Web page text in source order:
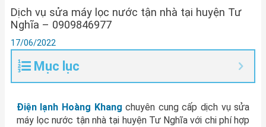
Dịch vụ sửa máy lọc nước tận nhà tại huyện Tư
Nghĩa – 0909846977
17/06/2022
Mục lục
Điện lạnh Hoàng Khang chuyên cung cấp dịch vụ sửa
máy lọc nước tận nhà tại huyện Tư Nghĩa với chi phí hợp